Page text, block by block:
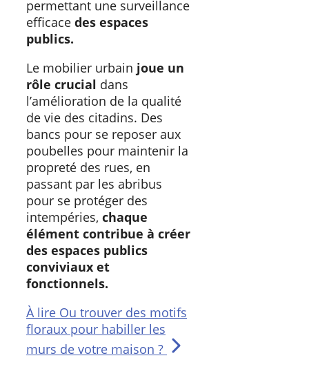
permettant une surveillance
efficace des espaces
publics.
Le mobilier urbain joue un
rôle crucial dans
l’amélioration de la qualité
de vie des citadins. Des
bancs pour se reposer aux
poubelles pour maintenir la
propreté des rues, en
passant par les abribus
pour se protéger des
intempéries, chaque
élément contribue à créer
des espaces publics
conviviaux et
fonctionnels.
À lire Ou trouver des motifs
floraux pour habiller les
murs de votre maison ?